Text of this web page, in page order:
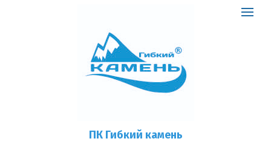
ПК Гибкий камень
Toggle